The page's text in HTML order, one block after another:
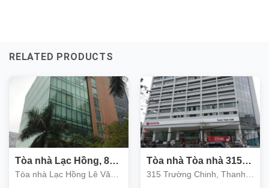
RELATED PRODUCTS
Tòa nhà Lạc Hồng, 85
Lê Văn Lương, Thanh
Tòa nhà Lạc Hồng Lê Văn
Tòa nhà Tòa nhà 315
Trường Chinh, quận
315 Trường Chinh, Thanh